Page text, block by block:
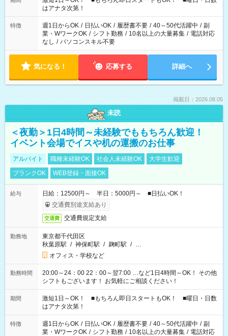
はアナタ次第！
特徴 週1日からOK / 日払いOK / 履歴書不要 / 40～50代活躍中 / 副
業・WワークOK / シフト勤務 / 10名以上の大量募集 / 電話対応
なし / パソコンスキル不要
気になる！ 応募する 詳細へ
掲載日：2026.08.05
未読
＜夜勤＞1日4時間～未経験でももちろん歓迎！
イベント会場でイスや机の運搬のお仕事
アルバイト 職種未経験OK 社会人未経験OK
大学生歓迎
ブランクOK
WEB登録・面接OK
給与
日給：12500円～ 半日：5000円～ ■日払いOK！
交通費別途支給あり
交通費 交通費規定支給
勤務地
東京都千代田区
秋葉原駅 / 神保町駅 / 麹町駅 / …
オフィス・学校など
勤務時間
20:00～24：00 22：00～翌7:00 …など1日4時間～OK！ その他
シフトもございます！ お気軽にご相談ください！
期間
激短1日～OK！ ■もちろん即日スタートもOK！ ■曜日・日数
はアナタ次第！
特徴 週1日からOK / 日払いOK / 履歴書不要 / 40～50代活躍中 / 副
業・WワークOK / シフト勤務 / 10名以上の大量募集 / 電話対応